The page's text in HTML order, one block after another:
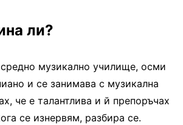
ли?
музикално училище, осми
и се занимава с музикална
че е талантлива и й препоръчах
се изнервям, разбира се.